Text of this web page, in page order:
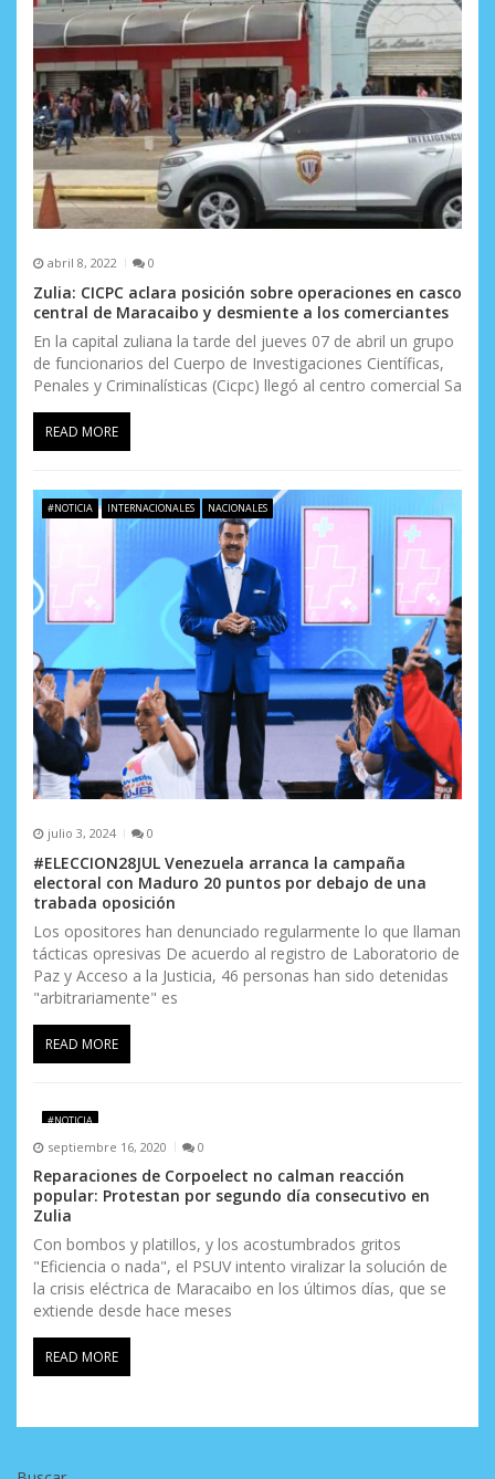
n
t
r
a
d
a
s abril 8, 2022 0
Zulia: CICPC aclara posición sobre operaciones en casco
central de Maracaibo y desmiente a los comerciantes
En la capital zuliana la tarde del jueves 07 de abril un grupo
de funcionarios del Cuerpo de Investigaciones Científicas,
Penales y Criminalísticas (Cicpc) llegó al centro comercial Sa
READ MORE
#NOTICIA INTERNACIONALES NACIONALES
julio 3, 2024 0
#ELECCION28JUL Venezuela arranca la campaña
electoral con Maduro 20 puntos por debajo de una
trabada oposición
Los opositores han denunciado regularmente lo que llaman
tácticas opresivas De acuerdo al registro de Laboratorio de
Paz y Acceso a la Justicia, 46 personas han sido detenidas
"arbitrariamente" es
READ MORE
#NOTICIA
septiembre 16, 2020 0
Reparaciones de Corpoelect no calman reacción
popular: Protestan por segundo día consecutivo en
Zulia
Con bombos y platillos, y los acostumbrados gritos
"Eficiencia o nada", el PSUV intento viralizar la solución de
la crisis eléctrica de Maracaibo en los últimos días, que se
extiende desde hace meses
READ MORE